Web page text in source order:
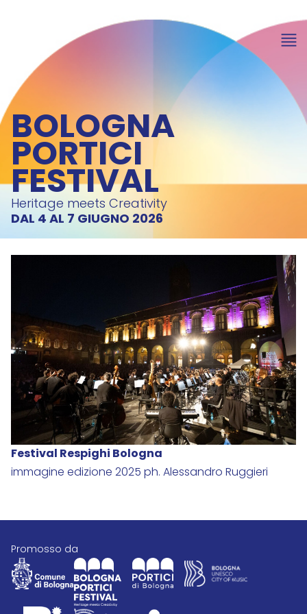
BOLOGNA
PORTICI
FESTIVAL
Heritage meets Creativity
DAL 4 AL 7 GIUGNO 2026
Festival Respighi Bologna
immagine edizione 2025 ph. Alessandro Ruggieri
promosso da